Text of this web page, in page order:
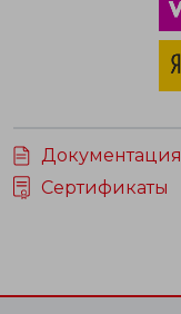
Документация
Сертификаты